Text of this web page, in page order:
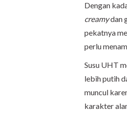
Dengan
creamydan
pekatnya
perlu
Susu UHT
lebih putih
muncul
karakter